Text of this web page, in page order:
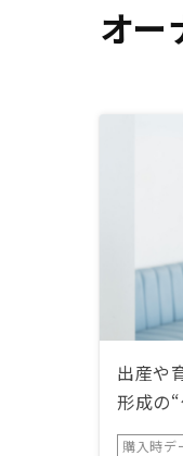
オー
出産や
形成の
購入時デ